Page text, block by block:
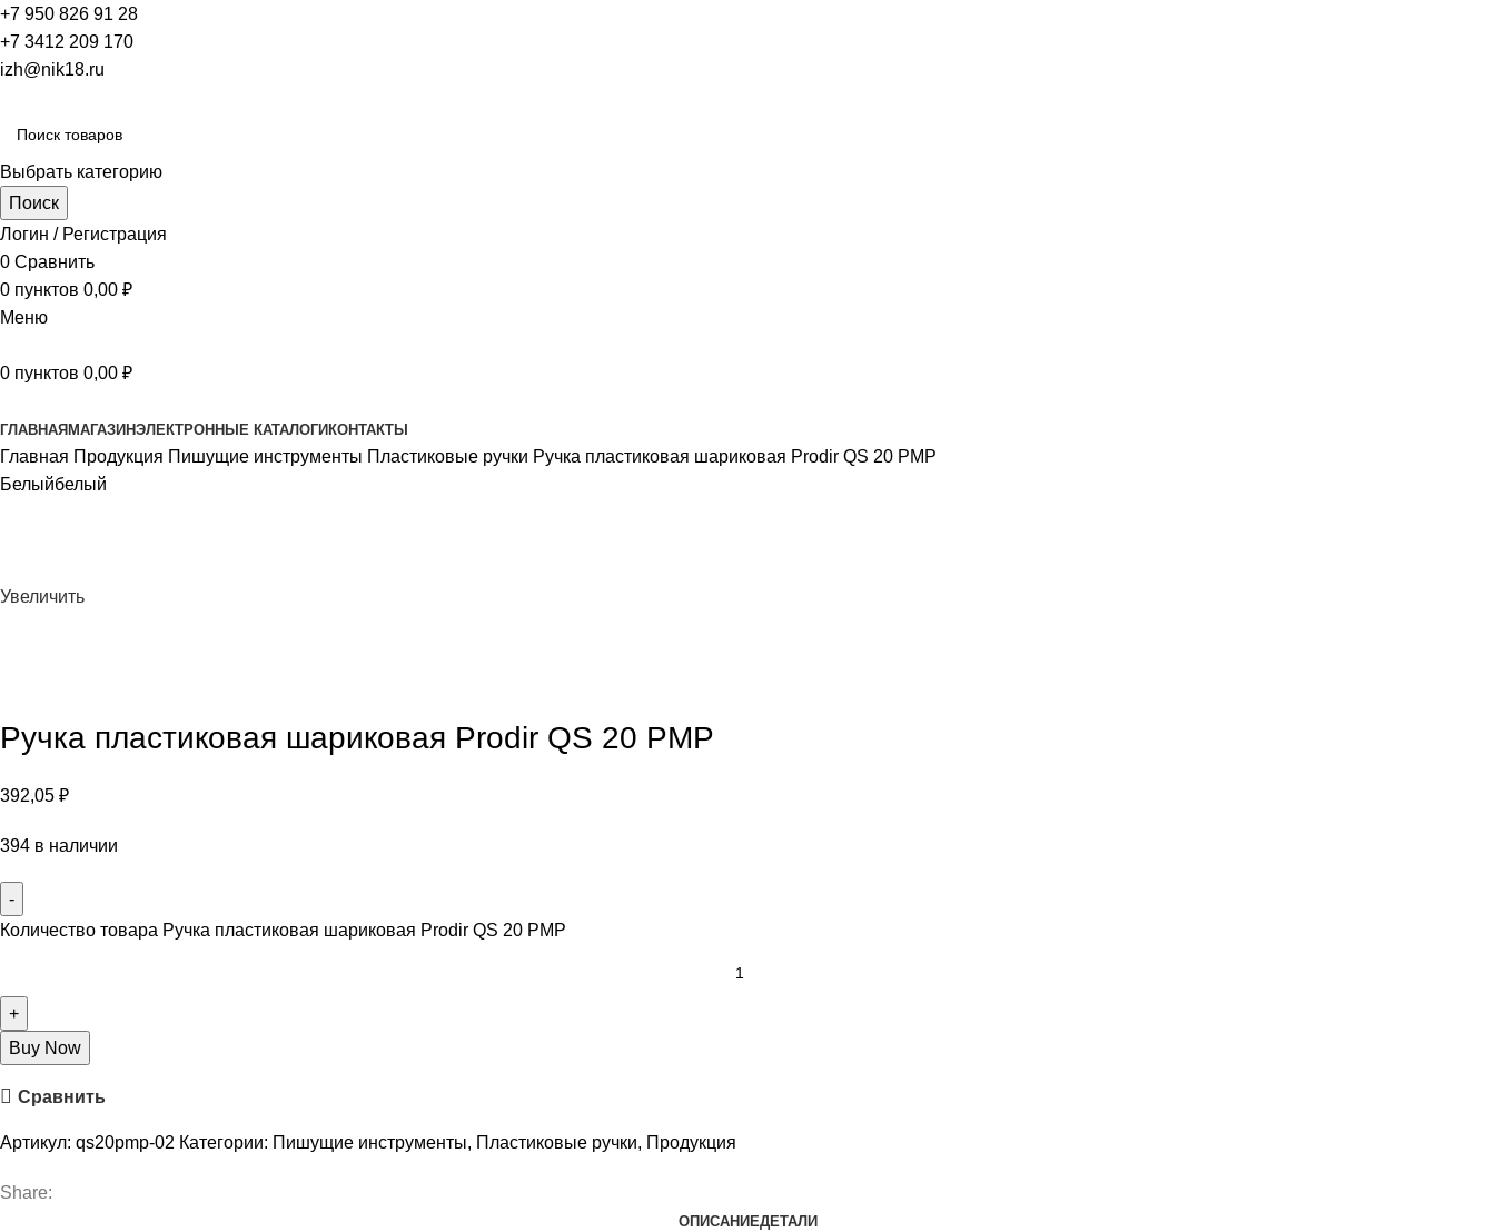
+7 950 826 91 28
+7 3412 209 170
izh@nik18.ru
Выбрать категорию
Поиск
Логин / Регистрация
0 Сравнить
0 пунктов 0,00 ₽
Меню
0 пунктов 0,00 ₽
ГЛАВНАЯ МАГАЗИНЭЛЕКТРОННЫЕ КАТАЛОГИ КОНТАКТЫ
Главная Продукция Пишущие инструменты Пластиковые ручки Ручка пластиковая шариковая Prodir QS 20 PMP
Белыйбелый
Увеличить
Ручка пластиковая шариковая Prodir QS 20 PMP
392,05 ₽
394 в наличии
Количество товара Ручка пластиковая шариковая Prodir QS 20 PMP
Buy Now
Сравнить
Артикул: qs20pmp-02 Категории: Пишущие инструменты, Пластиковые ручки, Продукция
Share:
ОПИСАНИЕДЕТАЛИ